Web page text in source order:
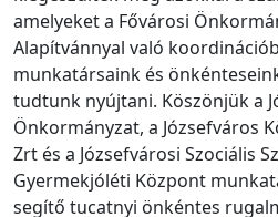
amelyeket a Fővárosi
Alapítvánnyal való
munkatársaink és
tudtunk nyújtani. Köszönjük a
Önkormányzat, a Józsefváros
Zrt és a Józsefvárosi Szociális
Gyermekjóléti Központ
segítő tucatnyi önkéntes